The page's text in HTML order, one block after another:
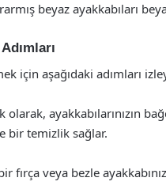
beyaz ayakkabıları
için aşağıdaki adımları
ayakkabılarınızın
bir temizlik sağlar.
veya bezle